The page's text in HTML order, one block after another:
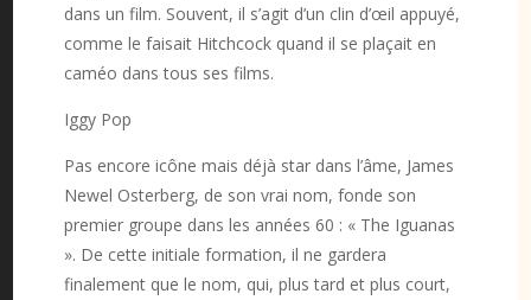
dans un film. Souvent, il s’agit d’un clin d’œil appuyé,
comme le faisait Hitchcock quand il se plaçait en
caméo dans tous ses films.
Iggy Pop
Pas encore icône mais déjà star dans l’âme, James
Newel Osterberg, de son vrai nom, fonde son
premier groupe dans les années 60 : « The Iguanas
». De cette initiale formation, il ne gardera
finalement que le nom, qui, plus tard et plus court,